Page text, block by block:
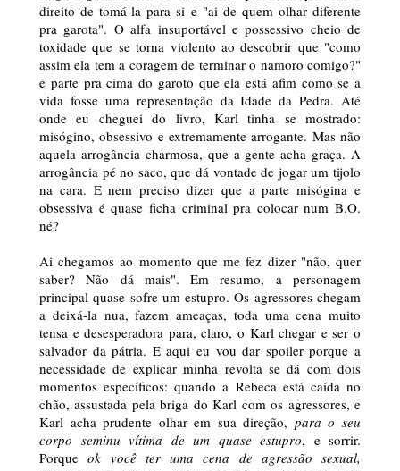
direito de tomá-la para si e "ai de quem olhar diferente
pra garota". O alfa insuportável e possessivo cheio de
toxidade que se torna violento ao descobrir que "como
assim ela tem a coragem de terminar o namoro comigo?"
e parte pra cima do garoto que ela está afim como se a
vida fosse uma representação da Idade da Pedra. Até
onde eu cheguei do livro, Karl tinha se mostrado:
misógino, obsessivo e extremamente arrogante. Mas não
aquela arrogância charmosa, que a gente acha graça. A
arrogância pé no saco, que dá vontade de jogar um tijolo
na cara. E nem preciso dizer que a parte misógina e
obsessiva é quase ficha criminal pra colocar num B.O.
né?
Ai chegamos ao momento que me fez dizer "não, quer
saber? Não dá mais". Em resumo, a personagem
principal quase sofre um estupro. Os agressores chegam
a deixá-la nua, fazem ameaças, toda uma cena muito
tensa e desesperadora para, claro, o Karl chegar e ser o
salvador da pátria. E aqui eu vou dar spoiler porque a
necessidade de explicar minha revolta se dá com dois
momentos específicos: quando a Rebeca está caída no
chão, assustada pela briga do Karl com os agressores, e
Karl acha prudente olhar em sua direção, para o seu
corpo seminu vítima de um quase estupro, e sorrir.
Porqueok você ter uma cena de agressão sexual,